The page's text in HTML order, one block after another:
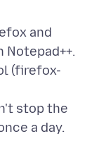
and
(firefox-
stop the
a day.